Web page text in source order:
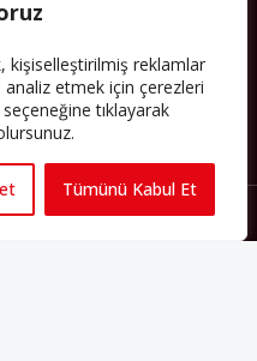
kişiselleştirilmiş reklamlar
etmek için çerezleri
tıklayarak
Tümünü Kabul Et